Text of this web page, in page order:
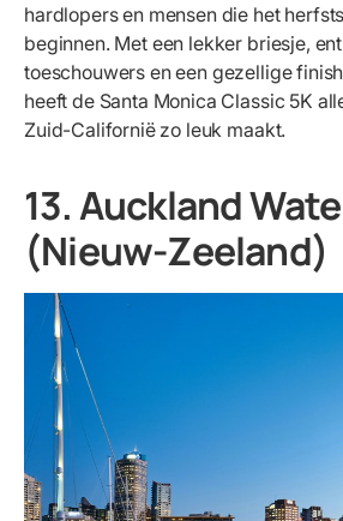
hardlopers en mensen die het
beginnen. Met een lekker briesje,
toeschouwers en een gezellige
heeft de Santa Monica Classic 5K
Zuid-Californië zo leuk maakt.
13. Auckland
(Nieuw-Zeeland)